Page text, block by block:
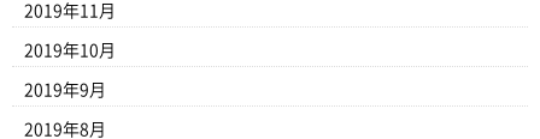
2019年11月
2019年10月
2019年9月
2019年8月